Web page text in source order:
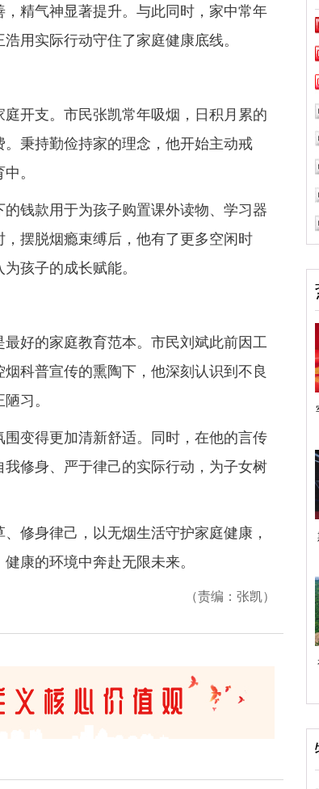
精气神显著提升。与此同时，家中常年
用实际行动守住了家庭健康底线。
开支。市民张凯常年吸烟，日积月累的
秉持勤俭持家的理念，他开始主动戒
。
钱款用于为孩子购置课外读物、学习器
摆脱烟瘾束缚后，他有了更多空闲时
孩子的成长赋能。
好的家庭教育范本。市民刘斌此前因工
科普宣传的熏陶下，他深刻认识到不良
习。
变得更加清新舒适。同时，在他的言传
修身、严于律己的实际行动，为子女树
身律己，以无烟生活守护家庭健康，
康的环境中奔赴无限未来。
（责编：张凯）